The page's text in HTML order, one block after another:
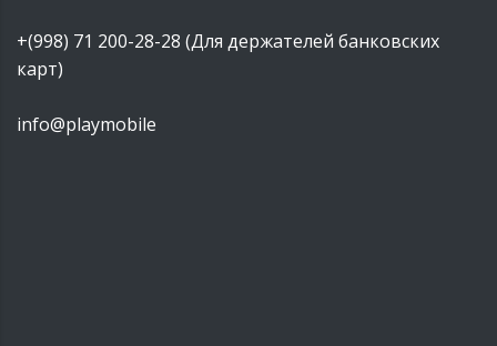
+(998) 71 200-28-28 (Для держателей банковских
карт)
info@playmobile